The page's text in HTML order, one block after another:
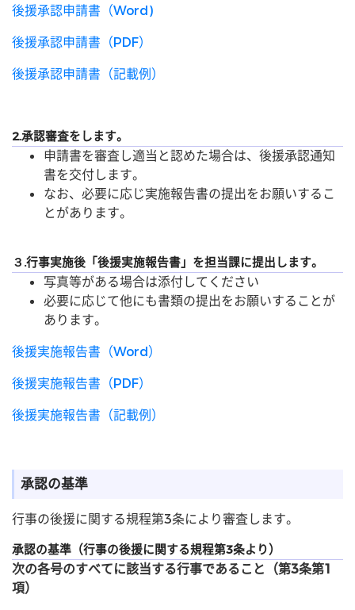
後援承認申請書（Word)
後援承認申請書（PDF）
後援承認申請書（記載例）
2.承認審査をします。
申請書を審査し適当と認めた場合は、後援承認通知
書を交付します。
なお、必要に応じ実施報告書の提出をお願いするこ
とがあります。
３.行事実施後「後援実施報告書」を担当課に提出します。
写真等がある場合は添付してください
必要に応じて他にも書類の提出をお願いすることが
あります。
後援実施報告書（Word）
後援実施報告書（PDF）
後援実施報告書（記載例）
承認の基準
行事の後援に関する規程第3条により審査します。
承認の基準（行事の後援に関する規程第3条より）
次の各号のすべてに該当する行事であること（第3条第1
項）